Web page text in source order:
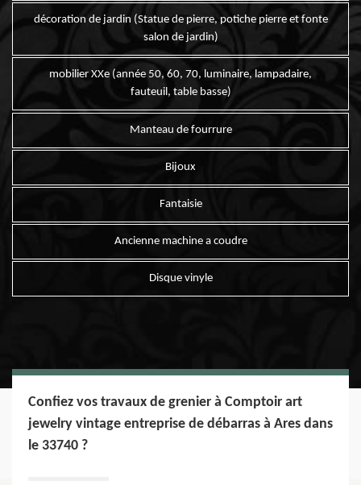
décoration de jardin (Statue de pierre, potiche pierre et fonte
salon de jardin)
mobilier XXe (année 50, 60, 70, luminaire, lampadaire,
fauteuil, table basse)
Manteau de fourrure
Bijoux
Fantaisie
Ancienne machine a coudre
Disque vinyle
Confiez vos travaux de grenier à Comptoir art
jewelry vintage entreprise de débarras à Ares dans
le 33740 ?